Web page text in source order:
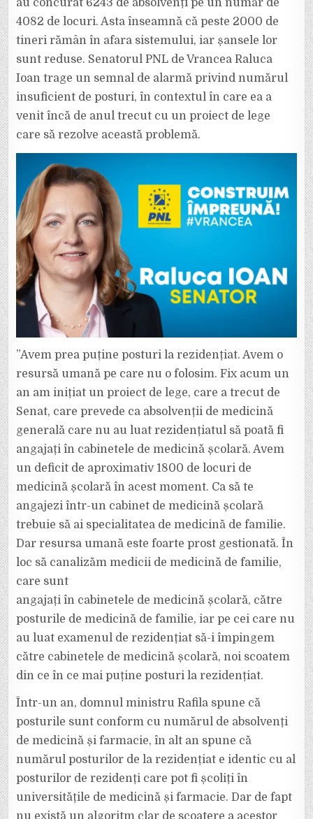
IOAN
VRANCEA)
au concurat 6243 de absolvenți pe un număr de
4082 de locuri. Asta înseamnă că peste 2000 de
tineri rămân în afara sistemului, iar șansele lor
sunt reduse. Senatorul PNL de Vrancea Raluca
Ioan trage un semnal de alarmă privind numărul
insuficient de posturi, în contextul în care ea a
venit încă de anul trecut cu un proiect de lege
care să rezolve această problemă.
”Avem prea puține posturi la rezidențiat. Avem o
resursă umană pe care nu o folosim. Fix acum un
an am inițiat un proiect de lege, care a trecut de
Senat, care prevede ca absolvenții de medicină
generală care nu au luat rezidențiatul să poată fi
angajați în cabinetele de medicină școlară. Avem
un deficit de aproximativ 1800 de locuri de
medicină școlară în acest moment. Ca să te
angajezi într-un cabinet de medicină școlară
trebuie să ai specialitatea de medicină de familie.
Dar resursa umană este foarte prost gestionată. În
loc să canalizăm medicii de medicină de familie,
care sunt
angajați în cabinetele de medicină școlară, către
posturile de medicină de familie, iar pe cei care nu
au luat examenul de rezidențiat să-i împingem
către cabinetele de medicină școlară, noi scoatem
din ce în ce mai puține posturi la rezidențiat.
Într-un an, domnul ministru Rafila spune că
posturile sunt conform cu numărul de absolvenți
de medicină și farmacie, în alt an spune că
numărul posturilor de la rezidențiat e identic cu al
posturilor de rezidenți care pot fi școliți în
universitățile de medicină și farmacie. Dar de fapt
nu există un algoritm clar de scoatere a acestor